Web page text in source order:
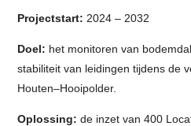
Projectstart: 2024 – 2032
Doel: het monitoren van
stabiliteit van leidingen tijdens de
Houten–Hooipolder.
Oplossing: de inzet van 400